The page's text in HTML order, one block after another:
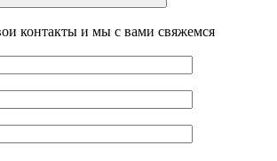
контакты и мы с вами свяжемся